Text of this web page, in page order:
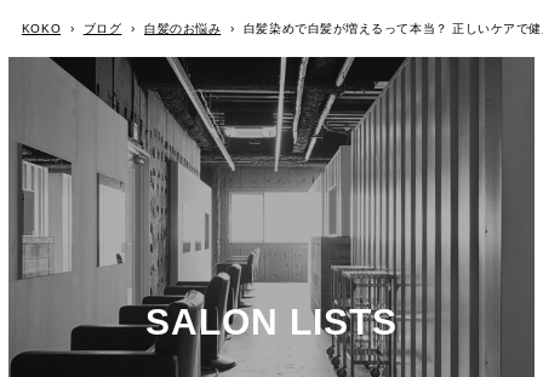
KOKO › ブログ › 白髪のお悩み › 白髪染めで白髪が増えるって本当？ 正しいケアで
SALON LISTS